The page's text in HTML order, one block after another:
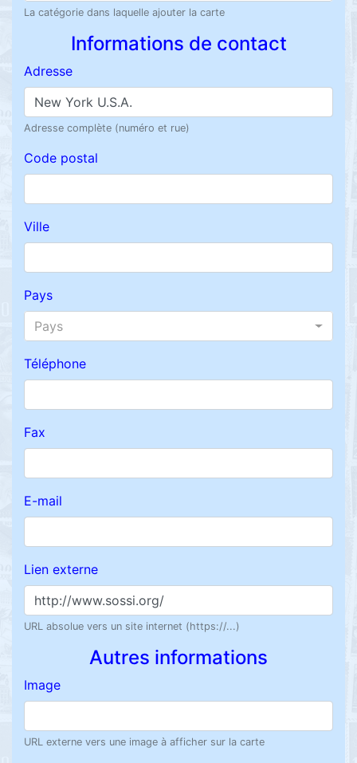
La catégorie dans laquelle ajouter la carte
Informations de contact
Adresse
Adresse complète (numéro et rue)
Code postal
Ville
Pays
Pays
Téléphone
Fax
E-mail
Lien externe
URL absolue vers un site internet (https://...)
Autres informations
Image
URL externe vers une image à afficher sur la carte